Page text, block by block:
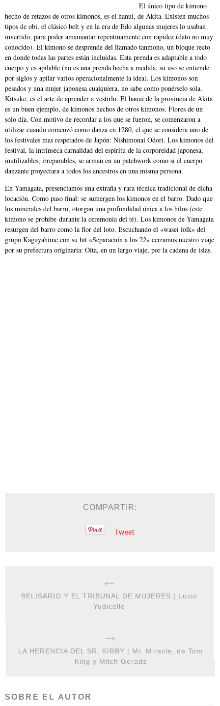
El único tipo de kimono
hecho de retazos de otros kimonos, es el hanui, de Akita. Existen muchos
tipos de obi, el clásico belt y en la era de Edo algunas mujeres lo usaban
invertido, para poder amamantar repentinamente con rapidez (dato no muy
conocido). El kimono se desprende del llamado tanmono, un bloque recto
en donde todas las partes están incluidas. Esta prenda es adaptable a todo
cuerpo y es apilable (no es una prenda hecha a medida, su uso se entiende
por siglos y apilar varios operacionalmente la idea). Los kimonos son
pesados y una mujer japonesa cualquiera, no sabe como ponérselo sola.
Kitsuke, es el arte de aprender a vestirlo. El hanui de la provincia de Akita
es un buen ejemplo, de kimonos hechos de otros kimonos. Flores de un
solo día. Con motivo de recordar a los que se fueron, se comenzaron a
utilizar cuando comenzó como danza en 1280, el que se considera uno de
los festivales mas respetados de Japón: Nishimonai Odori. Los kimonos del
festival, la intrínseca carnalidad del espíritu de la corporeidad japonesa,
inutilizables, irreparables, se arman en un patchwork como si el cuerpo
danzante proyectara a todos los ancestros en una misma persona.
En Yamagata, presenciamos una extraña y rara técnica tradicional de dicha
locación. Como paso final: se sumergen los kimonos en el barro. Dado que
los minerales del barro, otorgan una profundidad única a los hilos (este
kimono se prohíbe durante la ceremonia del té). Los kimonos de Yamagata
resurgen del barro como la flor del loto. Escuchando el «wasei folk» del
grupo Kaguyahime con su hit «Separación a los 22» cerramos nuestro viaje
por su prefectura originaria: Oita, en un largo viaje, por la cadena de islas.
COMPARTIR:
Tweet
BELISARIO Y EL TRIBUNAL DE MUJERES | Lucio
Yudicello
LA HERENCIA DEL SR. KIRBY | Mr. Miracle, de Tom
King y Mitch Gerads
SOBRE EL AUTOR